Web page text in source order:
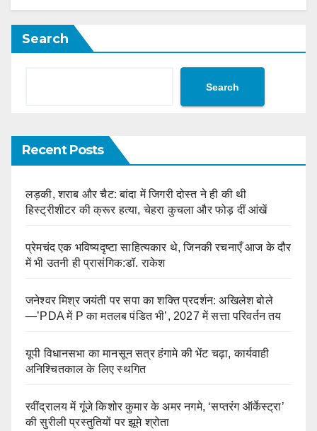
Search
Search
Recent Posts
लड़की, शराब और चैट: बांदा में जिगरी दोस्त ने ही की थी
हिस्ट्रीशीटर की क्रूर हत्या, चेहरा कुचला और फोड़ दीं आंखें
प्रेमचंद एक भविष्यदृष्टा साहित्यकार थे, जिनकी रचनाएँ आज के दौर
में भी उतनी ही प्रासंगिक:डॉ. राकेश
जनेश्वर मिश्र जयंती पर सपा का शक्ति प्रदर्शन: अखिलेश बोले
—’PDA में P का मतलब पंडित भी’, 2027 में सत्ता परिवर्तन तय
यूपी विधानसभा का मानसून सत्र हंगामे की भेंट चढ़ा, कार्यवाही
अनिश्चितकाल के लिए स्थगित
रवींद्रालय में गूंजे किशोर कुमार के अमर नगमे, ‘सप्तरंग ऑर्केस्ट्रा’
की सुरीली प्रस्तुतियों पर झूमे श्रोता